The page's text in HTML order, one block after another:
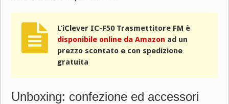
L’iClever IC-F50 Trasmettitore FM è
disponibile online da Amazon ad un
prezzo scontato e con spedizione
gratuita
Unboxing: confezione ed accessori